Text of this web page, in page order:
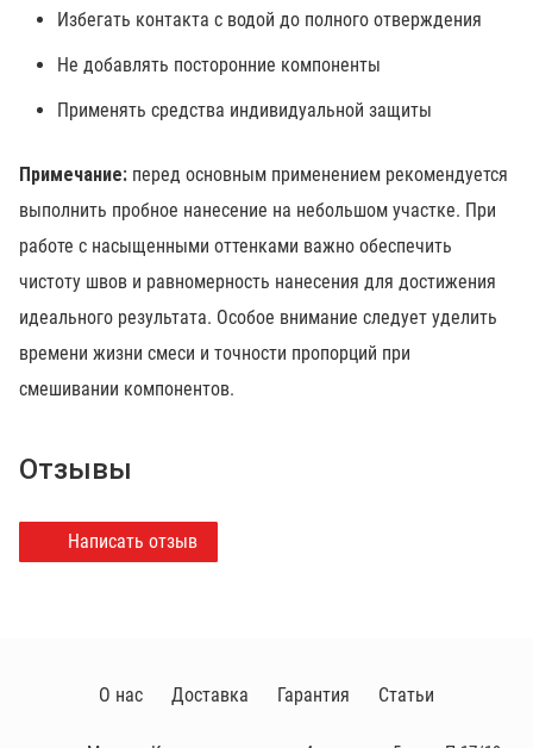
Избегать контакта с водой до полного отверждения
Не добавлять посторонние компоненты
Применять средства индивидуальной защиты
Примечание: перед основным применением рекомендуется
выполнить пробное нанесение на небольшом участке. При
работе с насыщенными оттенками важно обеспечить
чистоту швов и равномерность нанесения для достижения
идеального результата. Особое внимание следует уделить
времени жизни смеси и точности пропорций при
смешивании компонентов.
Отзывы
Написать отзыв
О нас Доставка Гарантия Статьи